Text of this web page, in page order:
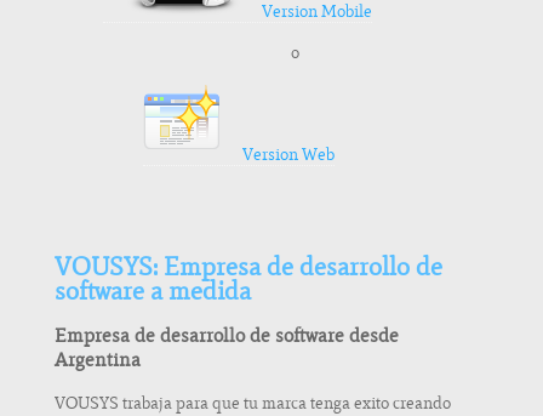
Version Mobile
o
Version Web
VOUSYS: Empresa de desarrollo de
software a medida
Empresa de desarrollo de software desde
Argentina
VOUSYS trabaja para que tu marca tenga exito creando